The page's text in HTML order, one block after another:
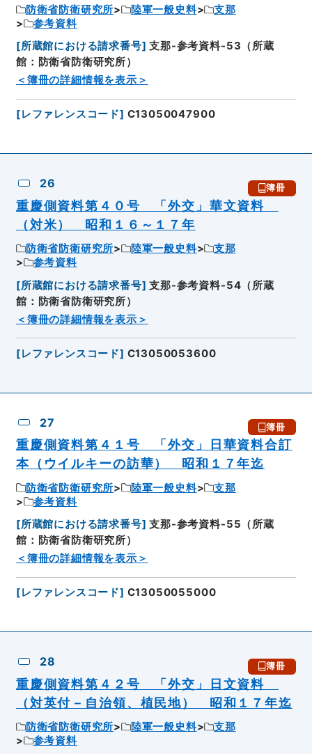
防衛省防衛研究所 陸軍一般史料
支那
参考資料
[所蔵館における請求番号] 支那-参考資料-53（所蔵
館：防衛省防衛研究所）
＜簿冊の詳細情報を表示＞
[レファレンスコード] C13050047900
26 簿冊
重慶側資料第４０号 「外交」華文資料
（対米） 昭和１６～１７年
防衛省防衛研究所 陸軍一般史料
支那
参考資料
[所蔵館における請求番号] 支那-参考資料-54（所蔵
館：防衛省防衛研究所）
＜簿冊の詳細情報を表示＞
[レファレンスコード] C13050053600
27 簿冊
重慶側資料第４１号 「外交」日華資料合訂
本（ウイルキーの訪華） 昭和１７年迄
防衛省防衛研究所 陸軍一般史料
支那
参考資料
[所蔵館における請求番号] 支那-参考資料-55（所蔵
館：防衛省防衛研究所）
＜簿冊の詳細情報を表示＞
[レファレンスコード] C13050055000
28 簿冊
重慶側資料第４２号 「外交」日文資料
（対英付－自治領、植民地） 昭和１７年迄
防衛省防衛研究所 陸軍一般史料
支那
参考資料